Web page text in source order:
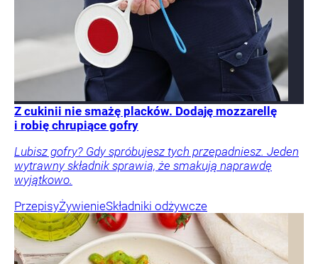
Z cukinii nie smażę placków. Dodaję mozzarellę
i robię chrupiące gofry
Lubisz gofry? Gdy spróbujesz tych przepadniesz. Jeden
wytrawny składnik sprawia, że smakują naprawdę
wyjątkowo.
PrzepisyŻywienieSkładniki odżywcze